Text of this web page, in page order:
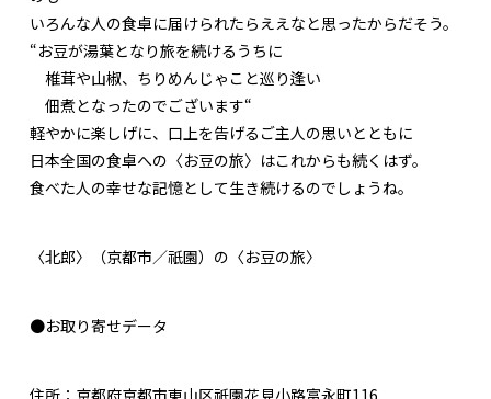
いろんな人の食卓に届けられたらええなと思ったからだそう。
“お豆が湯葉となり旅を続けるうちに
椎茸や山椒、ちりめんじゃこと巡り逢い
佃煮となったのでございます“
軽やかに楽しげに、口上を告げるご主人の思いとともに
日本全国の食卓への〈お豆の旅〉はこれからも続くはず。
食べた人の幸せな記憶として生き続けるのでしょうね。
〈北郎〉（京都市／祇園）の〈お豆の旅〉
●お取り寄せデータ
住所：京都府京都市東山区祇園花見小路富永町116